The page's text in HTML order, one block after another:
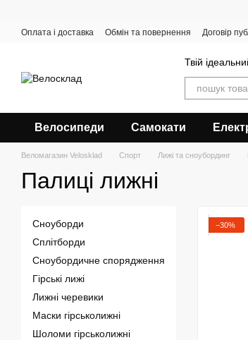
Оплата і доставка Обмін та повернення Договір
Твій
Велосипеди Самокати
Веломагазин Velosklad Спорт Лижі та сноубординг
Палиці лижні
−30%
Сноуборди
Сплітборди
Сноубордичне спорядження
Гірські лижі
Лижні черевики
Маски гірськолижні
Шоломи гірськолижні